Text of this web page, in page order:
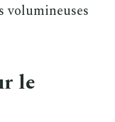
volumineuses
le